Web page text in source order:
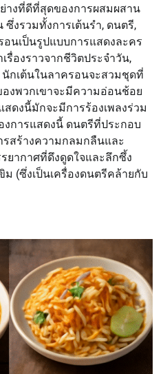
งที่ดีที่สุดของการผสมผสาน
งรวมทั้งการเต้นรำ, ดนตรี,
อนเป็นรูปแบบการแสดงละคร
รื่องราวจากชีวิตประจำวัน,
กเต้นในลาครอนจะสวมชุดที่
งพวกเขาจะมีความอ่อนช้อย
ดงนี้มักจะมีการร้องเพลงร่วม
งการแสดงนี้ ดนตรีที่ประกอบ
สร้างความกลมกลืนและ
ยากาศที่ดึงดูดใจและลึกซึ้ง
ม (ซึ่งเป็นเครื่องดนตรีคล้ายกับ